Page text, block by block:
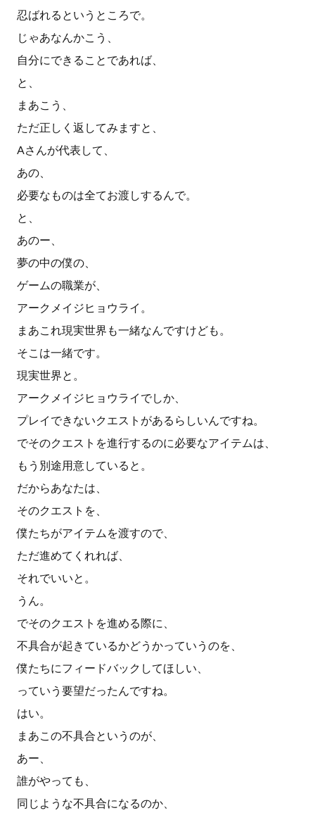
忍ばれるというところで。
じゃあなんかこう、
自分にできることであれば、
と、
まあこう、
ただ正しく返してみますと、
Aさんが代表して、
あの、
必要なものは全てお渡しするんで。
と、
あのー、
夢の中の僕の、
ゲームの職業が、
アークメイジヒョウライ。
まあこれ現実世界も一緒なんですけども。
そこは一緒です。
現実世界と。
アークメイジヒョウライでしか、
プレイできないクエストがあるらしいんですね。
でそのクエストを進行するのに必要なアイテムは、
もう別途用意していると。
だからあなたは、
そのクエストを、
僕たちがアイテムを渡すので、
ただ進めてくれれば、
それでいいと。
うん。
でそのクエストを進める際に、
不具合が起きているかどうかっていうのを、
僕たちにフィードバックしてほしい、
っていう要望だったんですね。
はい。
まあこの不具合というのが、
あー、
誰がやっても、
同じような不具合になるのか、